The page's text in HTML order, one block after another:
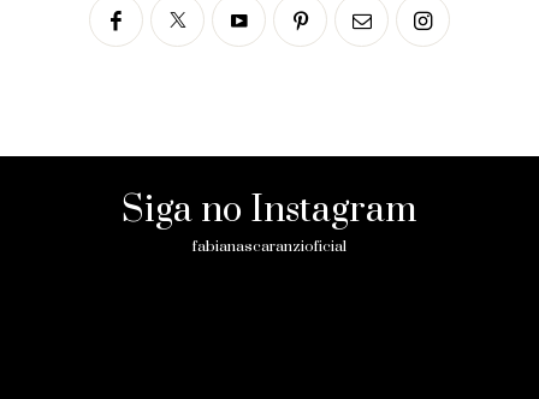
Siga no Instagram
fabianascaranzioficial